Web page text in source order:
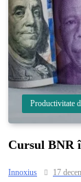
Productivitate
Cursul BNR
Innoxius 17